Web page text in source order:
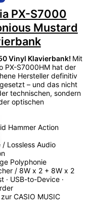
PX-S7000
Mustard
Vinyl Klavierbank! Mit
PX-S7000HM hat der
Hersteller definitiv
– und das nicht
technischen, sondern
optischen
Hammer Action
Lossless Audio
Polyphonie
/ 8W x 2 + 8W x 2
· USB-to-Device ·
CASIO MUSIC